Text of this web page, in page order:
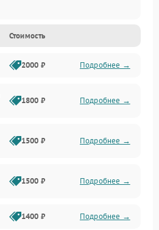
Стоимость
2000 ₽ Подробнее →
1800 ₽ Подробнее →
1500 ₽ Подробнее →
1500 ₽ Подробнее →
1400 ₽ Подробнее →